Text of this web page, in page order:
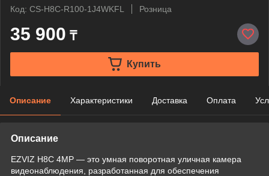
Код: CS-H8C-R100-1J4WKFL
Розница
35 900 ₸
Купить
Описание Характеристики Доставка Оплата
Описание
EZVIZ H8C 4MP — это умная поворотная уличная камера
видеонаблюдения, разработанная для обеспечения